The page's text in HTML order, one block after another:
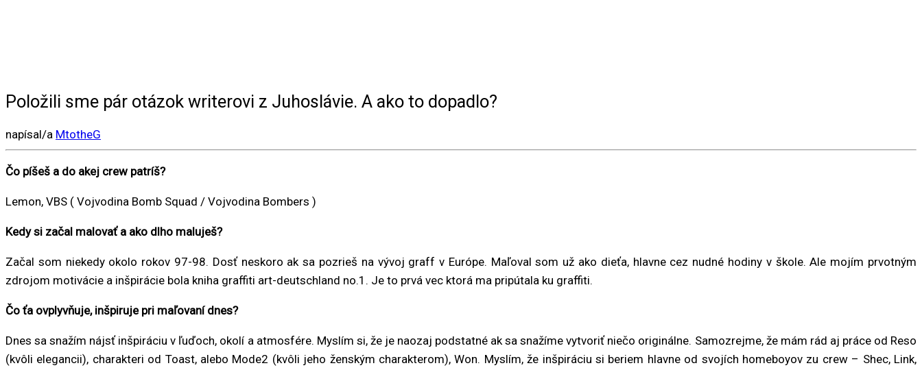
Položili sme pár otázok writerovi z Juhoslávie. A ako to dopadlo?
napísal/a MtotheG
Čo píšeš a do akej crew patríš?
Lemon, VBS ( Vojvodina Bomb Squad / Vojvodina Bombers )
Kedy si začal malovať a ako dlho maluješ?
Začal som niekedy okolo rokov 97-98. Dosť neskoro ak sa pozrieš na vývoj graff v Európe. Maľoval som už ako dieťa, hlavne cez nudné hodiny v škole. Ale mojím prvotným
zdrojom motivácie a inšpirácie bola kniha graffiti art-deutschland no.1. Je to prvá vec ktorá ma pripútala ku graffiti.
Čo ťa ovplyvňuje, inšpiruje pri maľovaní dnes?
Dnes sa snažím nájsť inšpiráciu v ľuďoch, okolí a atmosfére. Myslím si, že je naozaj podstatné ak sa snažíme vytvoriť niečo originálne. Samozrejme, že mám rád aj práce od Reso
(kvôli elegancii), charakteri od Toast, alebo Mode2 (kvôli jeho ženským charakterom), Won. Myslím, že inšpiráciu si beriem hlavne od svojích homeboyov zu crew – Shec, Link,